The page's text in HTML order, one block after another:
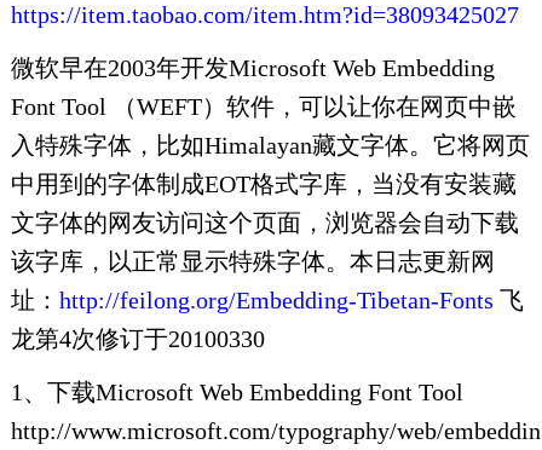
https://item.taobao.com/item.htm?id=38093425027
微软早在2003年开发Microsoft Web Embedding
Font Tool （WEFT）软件，可以让你在网页中嵌
入特殊字体，比如Himalayan藏文字体。它将网页
中用到的字体制成EOT格式字库，当没有安装藏
文字体的网友访问这个页面，浏览器会自动下载
该字库，以正常显示特殊字体。本日志更新网
址： http://feilong.org/Embedding-Tibetan-Fonts 飞
龙第4次修订于20100330
1、下载Microsoft Web Embedding Font Tool
http://www.microsoft.com/typography/web/